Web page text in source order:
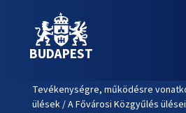
BUDAPEST
Tevékenységre, működésre
ülések / A Fővárosi Közgyűlés ülései